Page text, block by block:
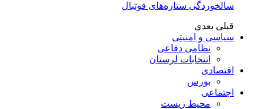
سالخوردگی ستاره‌های فوتبال
قبلی بعدی
سیاسی و امنیتی
نظامی دفاعی
انتخابات لرستان
اقتصادی
بورس
اجتماعی
محیط زیست